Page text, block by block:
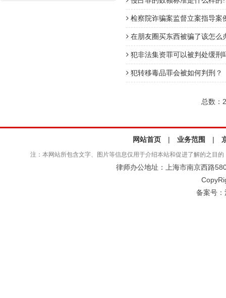
检察院诈骗案监督立案指导案
在朋友圈买东西被骗了该怎么
犯非法集资罪可以被判处缓刑
犯转移毒品罪会被如何判刑？
总数：
网站首页 | 业务范围 |
注：本网站所包含文字、图片等信息仅用于介绍本站和促进了解的之目
律师办公地址：上海市南京西路
备案号：